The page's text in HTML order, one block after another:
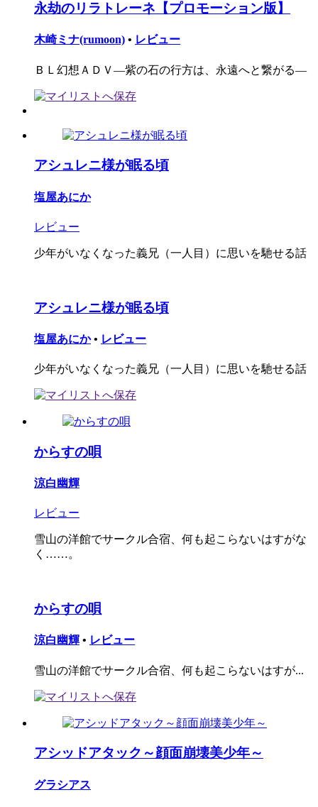
永劫のリラトレーネ【プロモーション版】
木崎ミナ(rumoon) • レビュー
ＢＬ幻想ＡＤＶ―紫の石の行方は、永遠へと繋がる―
アシュレニ様が眠る頃
塩屋あにか
レビュー
少年がいなくなった義兄（一人目）に思いを馳せる話
アシュレニ様が眠る頃
塩屋あにか • レビュー
少年がいなくなった義兄（一人目）に思いを馳せる話
からすの唄
涼白幽輝
レビュー
雪山の洋館でサークル合宿、何も起こらないはすがな
く……。
からすの唄
涼白幽輝 • レビュー
雪山の洋館でサークル合宿、何も起こらないはすが...
アシッドアタック～顔面崩壊美少年～
グラシアス